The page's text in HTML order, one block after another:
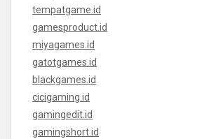
tempatgame.id
gamesproduct.id
miyagames.id
gatotgames.id
blackgames.id
cicigaming.id
gamingedit.id
gamingshort.id